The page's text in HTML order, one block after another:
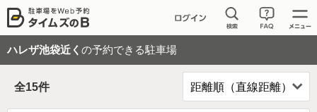
ハレザ池袋近く の予約できる駐車場
全15件